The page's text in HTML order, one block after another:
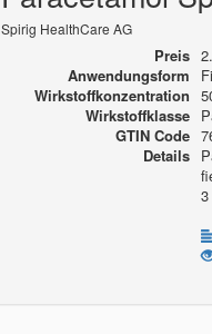
Spirig HealthCare AG
Preis
Anwendungsform
Wirkstoffkonzentration
Wirkstoffklasse
GTIN Code
Details